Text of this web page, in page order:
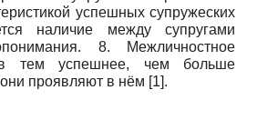
успешных супружеских
наличие между супругами
8. Меж­личностное
тем успешнее, чем больше
проявляют в нём [1].